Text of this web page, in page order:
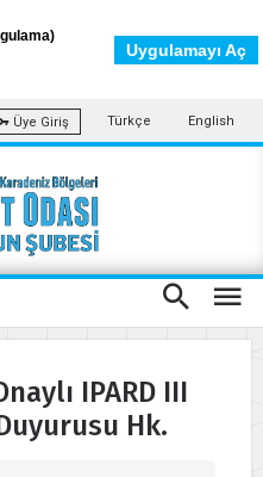
Üye Giriş Türkçe English
IPARD III
Hk.
Uygulamayı Aç